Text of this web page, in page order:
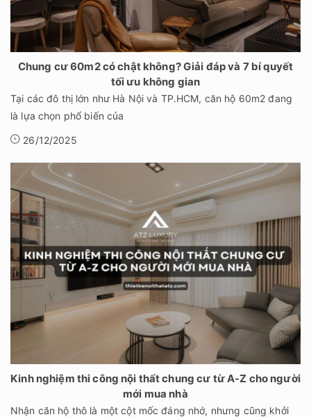
Chung cư 60m2 có chật không? Giải đáp và 7 bí quyết
tối ưu không gian
Tại các đô thị lớn như Hà Nội và TP.HCM, căn hộ 60m2 đang
là lựa chọn phổ biến của
26/12/2025
Kinh nghiệm thi công nội thất chung cư từ A-Z cho người
mới mua nhà
Nhận căn hộ thô là một cột mốc đáng nhớ, nhưng cũng khởi